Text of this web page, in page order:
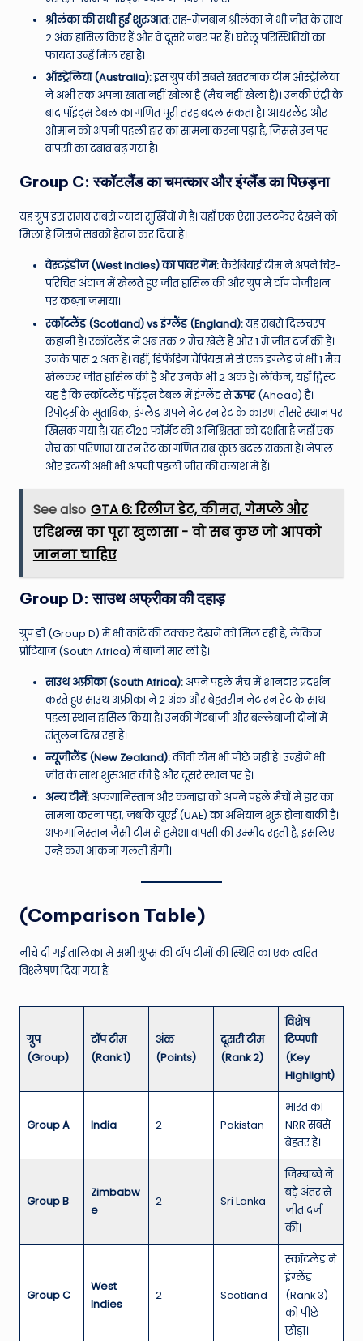
श्रीलंका की सधी हुई शुरुआत:सह-मेज़बान श्रीलंका ने भी जीत के साथ
2 अंक हासिल किए हैं और वे दूसरे नंबर पर हैं। घरेलू परिस्थितियों का
फायदा उन्हें मिल रहा है।
ऑस्ट्रेलिया (Australia):इस ग्रुप की सबसे खतरनाक टीम ऑस्ट्रेलिया
ने अभी तक अपना खाता नहीं खोला है (मैच नहीं खेला है)। उनकी एंट्री के
बाद पॉइंट्स टेबल का गणित पूरी तरह बदल सकता है। आयरलैंड और
ओमान को अपनी पहली हार का सामना करना पड़ा है, जिससे उन पर
वापसी का दबाव बढ़ गया है।
Group C: स्कॉटलैंड का चमत्कार और इंग्लैंड का पिछड़ना
यह ग्रुप इस समय सबसे ज्यादा सुर्खियों में है। यहाँ एक ऐसा उलटफेर देखने को
मिला है जिसने सबको हैरान कर दिया है।
वेस्टइंडीज (West Indies) का पावर गेम:कैरेबियाई टीम ने अपने चिर-
परिचित अंदाज में खेलते हुए जीत हासिल की और ग्रुप में टॉप पोजीशन
पर कब्ज़ा जमाया।
स्कॉटलैंड (Scotland) vs इंग्लैंड (England):यह सबसे दिलचस्प
कहानी है। स्कॉटलैंड ने अब तक 2 मैच खेले हैं और 1 में जीत दर्ज की है।
उनके पास 2 अंक हैं। वहीं, डिफेंडिंग चैंपियंस में से एक इंग्लैंड ने भी 1 मैच
खेलकर जीत हासिल की है और उनके भी 2 अंक हैं। लेकिन, यहाँ ट्विस्ट
यह है कि स्कॉटलैंड पॉइंट्स टेबल में इंग्लैंड सेऊपर(Ahead) है।
रिपोर्ट्स के मुताबिक, इंग्लैंड अपने नेट रन रेट के कारण तीसरे स्थान पर
खिसक गया है। यह टी20 फॉर्मेट की अनिश्चितता को दर्शाता है जहाँ एक
मैच का परिणाम या रन रेट का गणित सब कुछ बदल सकता है। नेपाल
और इटली अभी भी अपनी पहली जीत की तलाश में हैं।
See also GTA 6: रिलीज डेट, कीमत, गेमप्ले और
एडिशन्स का पूरा खुलासा - वो सब कुछ जो आपको
जानना चाहिए
Group D: साउथ अफ्रीका की दहाड़
ग्रुप डी (Group D) में भी कांटे की टक्कर देखने को मिल रही है, लेकिन
प्रोटियाज (South Africa) ने बाजी मार ली है।
साउथ अफ्रीका (South Africa): अपने पहले मैच में शानदार प्रदर्शन
करते हुए साउथ अफ्रीका ने 2 अंक और बेहतरीन नेट रन रेट के साथ
पहला स्थान हासिल किया है। उनकी गेंदबाजी और बल्लेबाजी दोनों में
संतुलन दिख रहा है।
न्यूजीलैंड (New Zealand):कीवी टीम भी पीछे नहीं है। उन्होंने भी
जीत के साथ शुरुआत की है और दूसरे स्थान पर हैं।
अन्य टीमें: अफगानिस्तान और कनाडा को अपने पहले मैचों में हार का
सामना करना पड़ा, जबकि यूएई (UAE) का अभियान शुरू होना बाकी है।
अफगानिस्तान जैसी टीम से हमेशा वापसी की उम्मीद रहती है, इसलिए
उन्हें कम आंकना गलती होगी।
(Comparison Table)
नीचे दी गई तालिका में सभी ग्रुप्स की टॉप टीमों की स्थिति का एक त्वरित
विश्लेषण दिया गया है:
ग्रुप
(Group)
टॉप टीम
(Rank 1)
अंक
(Points)
दूसरी टीम
(Rank 2)
विशेष
टिप्पणी
(Key
Highlight)
Group A India 2 Pakistan
भारत का
NRR सबसे
बेहतर है।
Group B
Zimbabw
e
2 Sri Lanka
जिम्बाब्वे ने
बड़े अंतर से
जीत दर्ज
की।
Group C
West
Indies
2 Scotland
स्कॉटलैंड ने
इंग्लैंड
(Rank 3)
को पीछे
छोड़ा।